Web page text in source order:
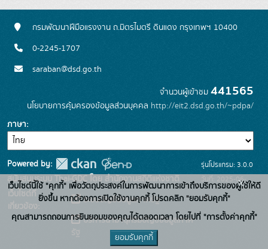
กรมพัฒนาฝีมือแรงงาน ถ.มิตรไมตรี ดินแดง กรุงเทพฯ 10400
0-2245-1707
saraban@dsd.go.th
จำนวนผู้เข้าชม 441565
นโยบายการคุ้มครองข้อมูลส่วนบุคคล http://eit2.dsd.go.th/~pdpa/
ภาษา
Powered by:
สนับสนุนระบบ Thai-GDC โดย สำนักงานสถิติแห่งชาติ
เว็บไซต์ที่
เกี่ยวข้อง:
ระบบบัญชีข้อมูลภาครัฐ
บริการนามานุกรมบัญชีข้อมูลภาค
รุ่นโปรแกรม: 3.0.0
วันที่: 2025-06-
10
เว็บไซต์นี้ใช้ "คุกกี้" เพื่อวัตถุประสงค์ในการพัฒนาการเข้าถึงบริการของผู้ใช้ให้ดี
ยิ่งขึ้น หากต้องการเปิดใช้งานคุกกี้ โปรดคลิก "ยอมรับคุกกี้"
คุณสามารถถอนการยินยอมของคุณได้ตลอดเวลา โดยไปที่ "การตั้งค่าคุกกี้"
ยอมรับคุกกี้
x